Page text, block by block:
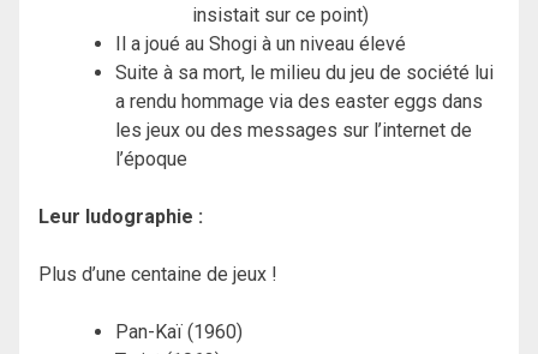
insistait sur ce point)
Il a joué au Shogi à un niveau élevé
Suite à sa mort, le milieu du jeu de société lui
a rendu hommage via des easter eggs dans
les jeux ou des messages sur l’internet de
l’époque
Leur ludographie :
Plus d’une centaine de jeux !
Pan-Kaï (1960)